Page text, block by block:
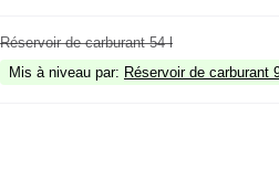
Réservoir de carburant 54 l
Mis à niveau par: Réservoir de carburant